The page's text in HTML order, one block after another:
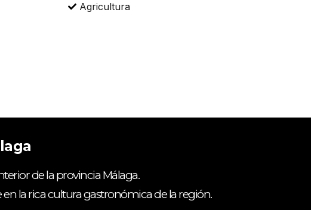
Agricultura
de la provincia Málaga.
la rica cultura gastronómica de la región.